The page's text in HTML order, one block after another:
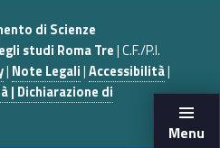
Menu
di Scienze
studi Roma Tre| C.F./P.I.
| Note Legali|Accessibilità|
| Dichiarazione di